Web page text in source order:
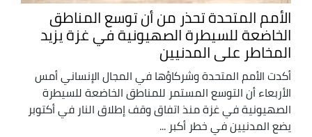
الأمم المتحدة تحذر من أن توسع المناطق
الخاضعة للسيطرة الصهيونية في غزة يزيد
المخاطر على المدنيين
أكدت الأمم المتحدة وشركاؤها في المجال الإنساني أمس
الأربعاء أن التوسع المستمر للمناطق الخاضعة للسيطرة
الصهيونية في غزة منذ اتفاق وقف إطلاق النار في أكتوبر
يضع المدنيين في خطر أكبر ...